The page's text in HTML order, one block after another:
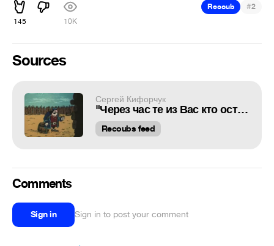
145 10K
Recoub #2
Sources
Сергей Кифорчук
"Через час те из Вас кто останутся в живых будут завидовать... мертвым"
Recoubs feed
Comments
Sign in Sign in to post your comment